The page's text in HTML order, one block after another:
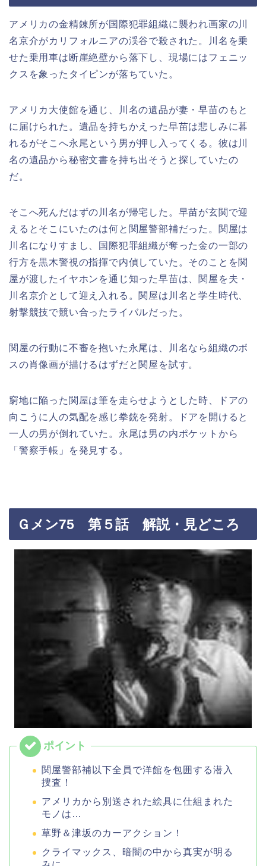
アメリカの金精錬所が国際犯罪組織に襲われ画家の川
名京介がカリフォルニアの渓谷で殺された。川名を乗
せた乗用車は断崖絶壁から落下し、現場にはフェニッ
クスを象ったタイピンが落ちていた。
アメリカ大使館を通じ、川名の遺品が妻・早苗のもと
に届けられた。遺品を持ちかえった早苗は悲しみに暮
れるがそこへ永尾という男が押し入ってくる。彼は川
名の遺品から秘密文書を持ち出そうと探していたの
だ。
そこへ死んだはずの川名が帰宅した。早苗が玄関で迎
えるとそこにいたのは何と関屋警部補だった。関屋は
川名になりすまし、国際犯罪組織が奪った金の一部の
行方を黒木警視の指揮で内偵していた。そのことを関
屋が渡したイヤホンを通じ知った早苗は、関屋を夫・
川名京介として迎え入れる。関屋は川名と学生時代、
射撃競技で競い合ったライバルだった。
関屋の行動に不審を抱いた永尾は、川名なら組織のボ
スの肖像画が描けるはずだと関屋を試す。
窮地に陥った関屋は筆を走らせようとした時、ドアの
向こうに人の気配を感じ拳銃を発射。ドアを開けると
一人の男が倒れていた。永尾は男の内ポケットから
「警察手帳」を発見する。
Ｇメン75 第５話 解説・見どころ
関屋警部補以下全員で洋館を包囲する潜入
捜査！
アメリカから別送された絵具に仕組まれた
モノは…
草野＆津坂のカーアクション！
クライマックス、暗闇の中から真実が明る